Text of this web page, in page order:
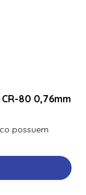
80 0,76mm
possuem